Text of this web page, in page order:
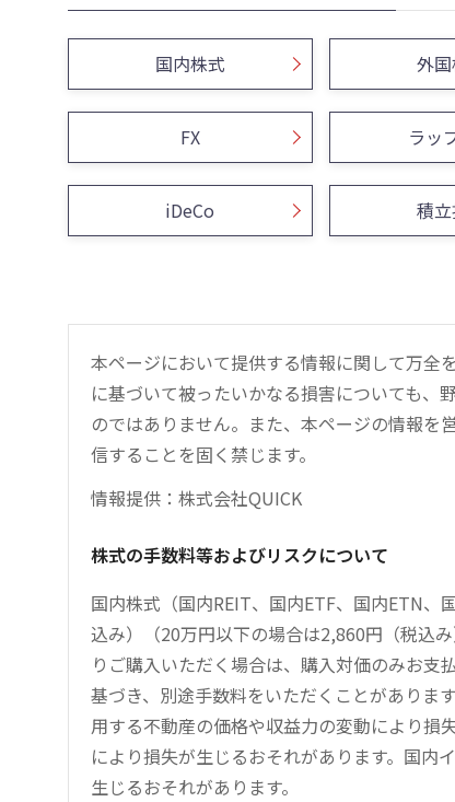
国内株式 外
FX ラッ
iDeCo 積
本ページにおいて提供する情報に関して万全
に基づいて被ったいかなる損害についても、
のではありません。また、本ページの情報
信することを固く禁じます。
情報提供：株式会社QUICK
株式の手数料等およびリスクについて
国内株式（国内REIT、国内ETF、国内ETN
込み）（20万円以下の場合は2,860円（税込
りご購入いただく場合は、購入対価のみお支
基づき、別途手数料をいただくことがありま
用する不動産の価格や収益力の変動により損
により損失が生じるおそれがあります。国内
生じるおそれがあります。